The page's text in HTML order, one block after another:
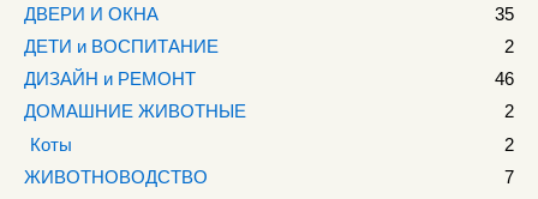
ДВЕРИ И ОКНА
35
ДЕТИ и ВОСПИТАНИЕ
2
ДИЗАЙН и РЕМОНТ
46
ДОМАШНИЕ ЖИВОТНЫЕ
2
Коты
2
ЖИВОТНОВОДСТВО
7